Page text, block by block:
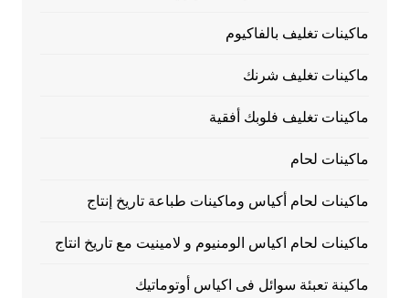
ماكينات تغليف بالفاكيوم
ماكينات تغليف شرنك
ماكينات تغليف فلوبك أفقية
ماكينات لحام
ماكينات لحام أكياس وماكينات طباعة تاريخ إنتاج
ماكينات لحام اكياس الومنيوم و لامينيت مع تاريخ انتاج
ماكينة تعبئة سوائل فى اكياس أوتوماتيك